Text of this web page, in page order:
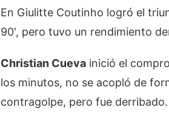
En Giulitte Coutinho logró el
90', pero tuvo un rendimiento
Christian Cueva inició el
los minutos, no se acopló de
contragolpe, pero fue